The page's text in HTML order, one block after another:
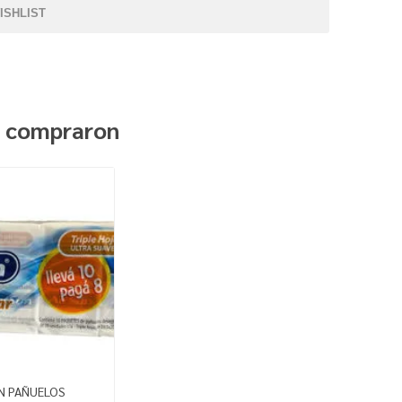
PAÑUELOS